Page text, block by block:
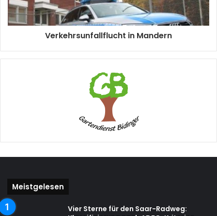
Verkehrsunfallflucht in Mandern
Meistgelesen
Vier Sterne für den Saar-Radweg: